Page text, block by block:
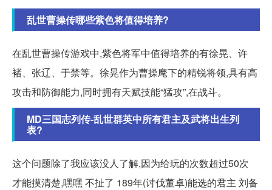
乱世曹操传哪些紫色将值得培养?
在乱世曹操传游戏中,紫色将军中值得培养的有徐晃、许
褚、张辽、于禁等。徐晃作为曹操麾下的精锐将领,具有高
攻击和防御能力,同时拥有天赋技能“猛攻”,在战斗。
MD三国志列传-乱世群英中所有君主及武将出生列
表?
这个问题除了我应该没人了解,因为给玩的次数超过50次
才能摸清楚,嘿嘿 不扯了 189年(讨伐董卓)能选的君主 刘备